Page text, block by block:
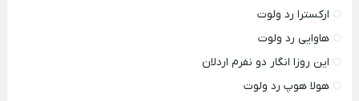
ارکسترا رد ولوت
هاوایی رد ولوت
این روزا انگار دو نفرم اردلان
هولا هوپ رد ولوت